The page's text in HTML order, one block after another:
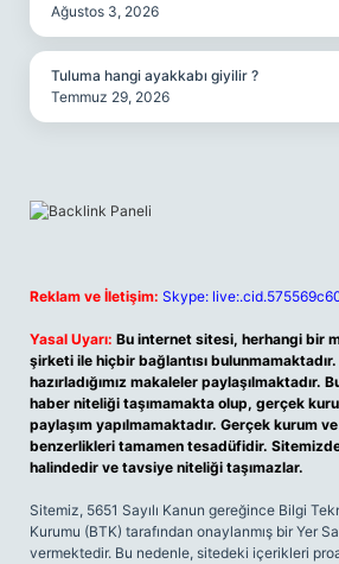
Ağustos 3, 2026
Tuluma hangi ayakkabı giyilir ?
Temmuz 29, 2026
Reklam ve İletişim: Skype:
Yasal Uyarı: Bu internet sitesi, herhangi bir
şirketi ile hiçbir bağlantısı
hazırladığımız makaleler paylaşılmaktadır.
haber niteliği taşımamakta olup, gerçek
paylaşım yapılmamaktadır. Gerçek kurum
benzerlikleri tamamen tesadüfidir.
halindedir ve tavsiye niteliği taşımazlar.
Sitemiz, 5651 Sayılı Kanun gereğince Bilgi
Kurumu (BTK) tarafından onaylanmış bir Yer
vermektedir. Bu nedenle, sitedeki içerikleri